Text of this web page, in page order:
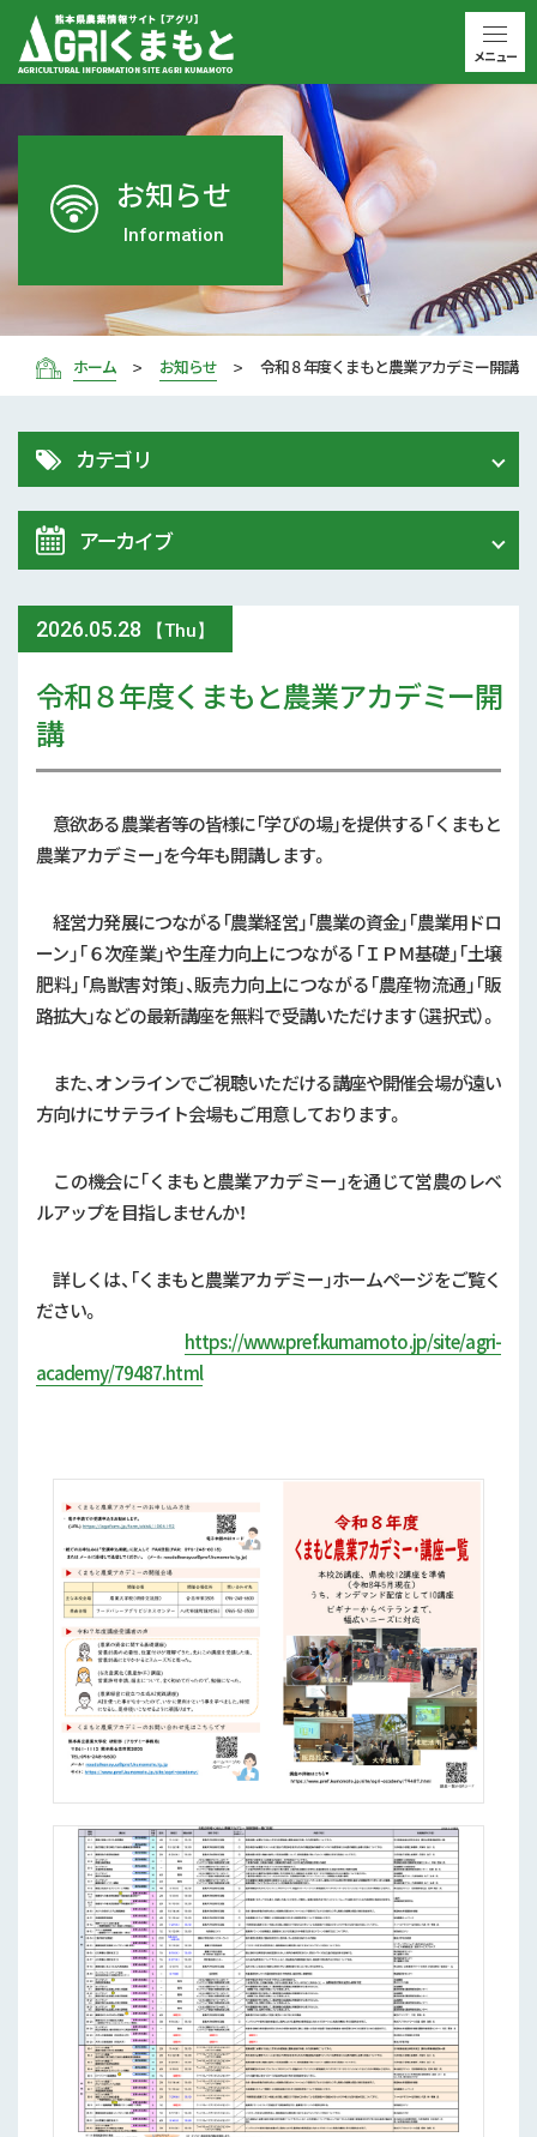
お知らせ
Information
ホーム お知らせ 令和８年度くまもと農業アカデミー開講
2026.05.28 【Thu】
令和８年度くまもと農業アカデミー開
講
意欲ある農業者等の皆様に「学びの場」を提供する「くまもと
農業アカデミー」を今年も開講します。
経営力発展につながる「農業経営」「農業の資金」「農業用ドロ
ーン」「６次産業」や生産力向上につながる「ＩＰＭ基礎」「土壌
肥料」「鳥獣害対策」、販売力向上につながる「農産物流通」「販
路拡大」などの最新講座を無料で受講いただけます（選択式）。
また、オンラインでご視聴いただける講座や開催会場が遠い
方向けにサテライト会場もご用意しております。
この機会に「くまもと農業アカデミー」を通じて営農のレベ
ルアップを目指しませんか！
詳しくは、「くまもと農業アカデミー」ホームページをご覧く
ださい。
https://www.pref.kumamoto.jp/site/agri-
academy/79487.html
カテゴリ
令和8年 熊本地震関連情報
農業大学校
技術と方法
現地情報
病害虫
行政情報
試験研究
農業コンクール大会
農薬
アーカイブ
2026年 (74)
2025年 (107)
2022年 (170)
2021年 (173)
2020年 (167)
メニュー